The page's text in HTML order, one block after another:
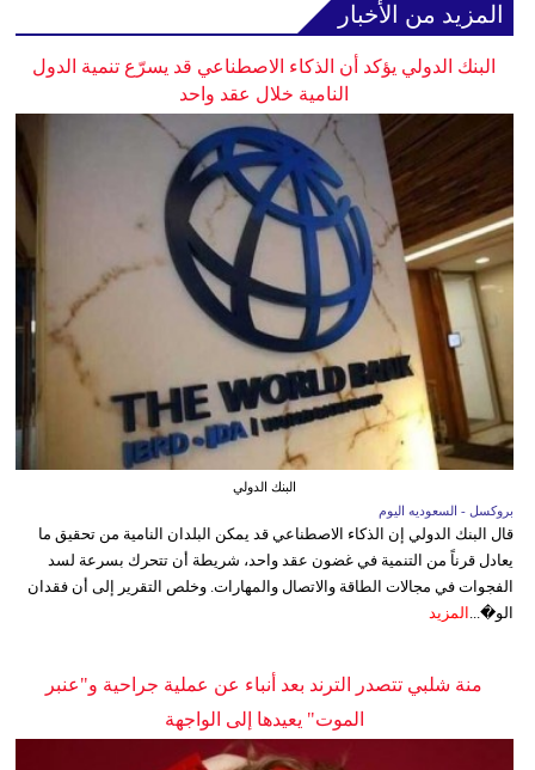
المزيد من الأخبار
البنك الدولي يؤكد أن الذكاء الاصطناعي قد يسرّع تنمية الدول
النامية خلال عقد واحد
البنك الدولي
بروكسل - السعوديه اليوم
قال البنك الدولي إن الذكاء الاصطناعي قد يمكن البلدان النامية من تحقيق ما
يعادل قرناً من التنمية في غضون عقد واحد، شريطة أن تتحرك بسرعة لسد
الفجوات في مجالات الطاقة والاتصال والمهارات. وخلص التقرير إلى أن فقدان
الو�... المزيد
منة شلبي تتصدر الترند بعد أنباء عن عملية جراحية و"عنبر
الموت" يعيدها إلى الواجهة